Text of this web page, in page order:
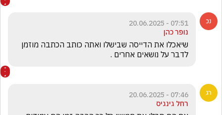
07:51 - 20.06.2025
נופר כהן
לדבר על נושאים אחרים .
07:46 - 20.06.2025
רחל גינגיס